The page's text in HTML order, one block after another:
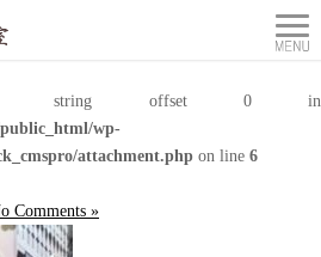
string offset 0 in
public_html/wp-
attachment.php on line 6
Comments »